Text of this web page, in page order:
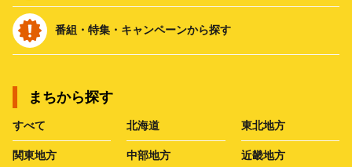
番組・特集・キャンペーンから探す
まちから探す
すべて 北海道 東北地方
関東地方 中部地方 近畿地方